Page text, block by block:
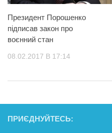
Президент Порошенко
підписав закон про
воєнний стан
08.02.2017 В 17:14
ПРИЄДНУЙТЕСЬ: